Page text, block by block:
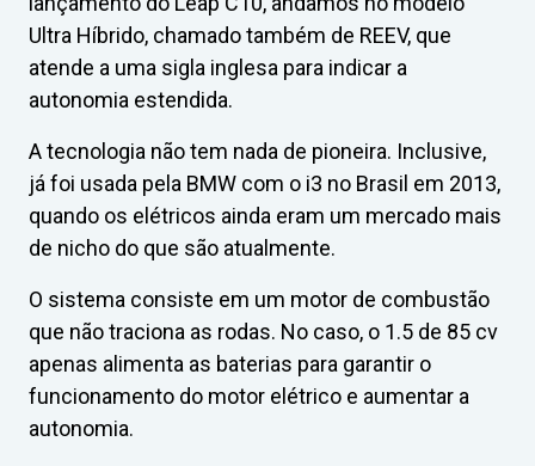
Ultra Híbrido, chamado também de REEV, que
atende a uma sigla inglesa para indicar a
autonomia estendida.
A tecnologia não tem nada de pioneira. Inclusive,
já foi usada pela BMW com o i3 no Brasil em 2013,
quando os elétricos ainda eram um mercado mais
de nicho do que são atualmente.
O sistema consiste em um motor de combustão
que não traciona as rodas. No caso, o 1.5 de 85 cv
apenas alimenta as baterias para garantir o
funcionamento do motor elétrico e aumentar a
autonomia.